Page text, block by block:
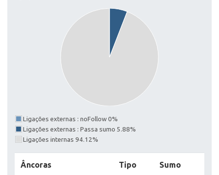
Ligações externas : noFollow 0%
Ligações externas : Passa sumo 5.88%
Ligações internas 94.12%
Âncoras Tipo Sumo